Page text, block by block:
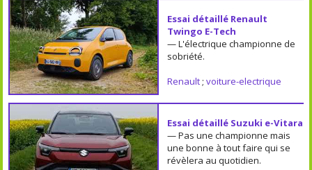
Essai détaillé Renault
Twingo E-Tech
— L'électrique championne de
sobriété.
Renault; voiture-electrique
Essai détaillé Suzuki e-Vitara
— Pas une championne mais
une bonne à tout faire qui se
révèlera au quotidien.